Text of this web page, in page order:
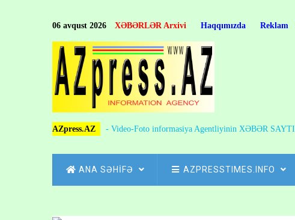
06 avqust 2026 XƏBƏRLƏR Arxivi Haqqımızda Reklam
AZpress.AZ - Video-Foto informasiya Agentliyinin XƏBƏR SAYTI
MAIN
NAVIGATION
ANA SƏHİFƏ AZPRESSTIMES.INFO